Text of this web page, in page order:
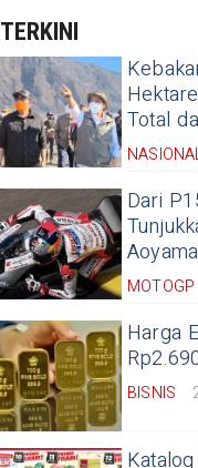
TERKINI
Total
Dari
MOTOGP
Harga
BISNIS